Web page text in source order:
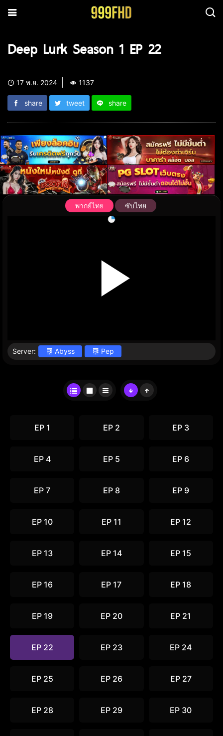
Deep Lurk Season 1 EP 22
17 พ.ย. 2024 1137
share tweet share
พากย์ไทย ซับไทย
Server: Abyss Pep
EP 1 EP 2 EP 3
EP 4 EP 5 EP 6
EP 7 EP 8 EP 9
EP 10 EP 11 EP 12
EP 13 EP 14 EP 15
EP 16 EP 17 EP 18
EP 19 EP 20 EP 21
EP 22 EP 23 EP 24
EP 25 EP 26 EP 27
EP 28 EP 29 EP 30